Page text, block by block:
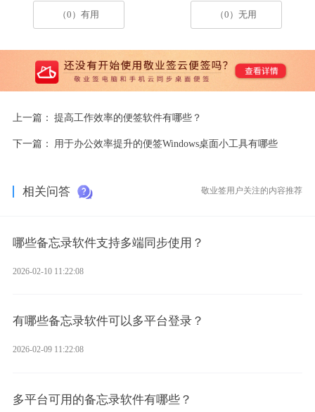
（0）有用 （0）无用
上一篇： 提高工作效率的便签软件有哪些？
下一篇： 用于办公效率提升的便签Windows桌面小工具有哪些
相关问答 敬业签用户关注的内容推荐
哪些备忘录软件支持多端同步使用？
2026-02-10 11:22:08
有哪些备忘录软件可以多平台登录？
2026-02-09 11:22:08
多平台可用的备忘录软件有哪些？